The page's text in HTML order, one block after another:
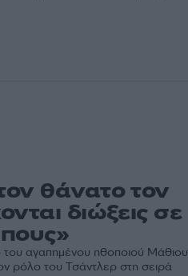
θάνατο τον
διώξεις σε
αγαπημένου ηθοποιού Μάθιου
ρόλο του Τσάντλερ στη σειρά